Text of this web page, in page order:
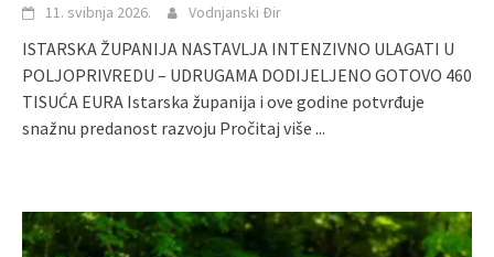
11. svibnja 2026. Vodnjanski Đir
ISTARSKA ŽUPANIJA NASTAVLJA INTENZIVNO ULAGATI U
POLJOPRIVREDU – UDRUGAMA DODIJELJENO GOTOVO 460
TISUĆA EURA Istarska županija i ove godine potvrđuje
snažnu predanost razvoju Pročitaj više ...